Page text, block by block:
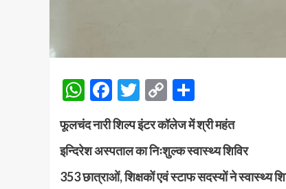
WhatsApp
Facebook
Twitter
Copy
Link
फूलचंद नारी शिल्प इंटर कॉलेज में श्री महंत
इन्दिरेश अस्पताल का निःशुल्क स्वास्थ्य शिविर
353 छात्राओं, शिक्षकों एवं स्टाफ सदस्यों ने स्वास्थ्य